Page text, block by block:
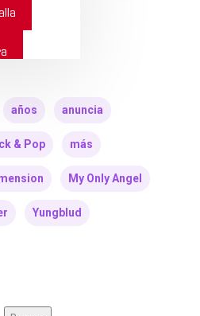
años anuncia
& Pop más
My Only Angel
Yungblud